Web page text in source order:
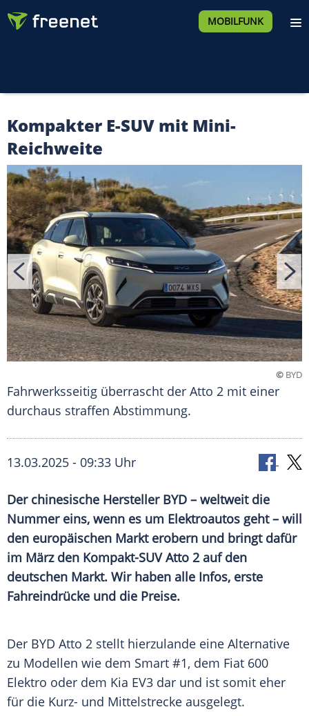
MOBILFUNK
Kompakter E-SUV mit Mini-
Reichweite
© BYD
Fahrwerksseitig überrascht der Atto 2 mit einer
durchaus straffen Abstimmung.
13.03.2025 - 09:33 Uhr
Der chinesische Hersteller BYD – weltweit die
Nummer eins, wenn es um Elektroautos geht – will
den europäischen Markt erobern und bringt dafür
im März den Kompakt-SUV Atto 2 auf den
deutschen Markt. Wir haben alle Infos, erste
Fahreindrücke und die Preise.
Der BYD Atto 2 stellt hierzulande eine Alternative
zu Modellen wie dem Smart #1, dem Fiat 600
Elektro oder dem Kia EV3 dar und ist somit eher
für die Kurz- und Mittelstrecke ausgelegt.